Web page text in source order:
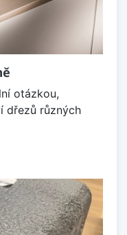
otázkou,
dřezů různých